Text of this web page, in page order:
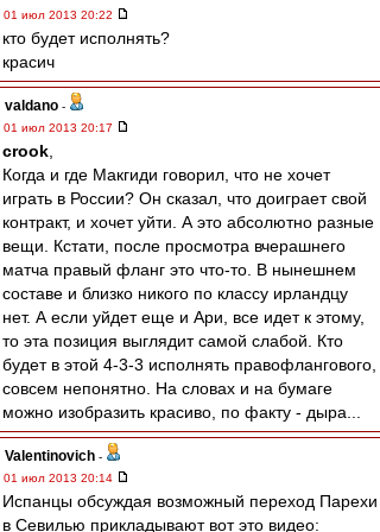
01 июл 2013 20:22
кто будет исполнять?
красич
valdano -
01 июл 2013 20:17
crook
Когда и где Макгиди говорил, что не хочет
играть в России? Он сказал, что доиграет свой
контракт, и хочет уйти. А это абсолютно разные
вещи. Кстати, после просмотра вчерашнего
матча правый фланг это что-то. В нынешнем
составе и близко никого по классу ирландцу
нет. А если уйдет еще и Ари, все идет к этому,
то эта позиция выглядит самой слабой. Кто
будет в этой 4-3-3 исполнять правофлангового,
совсем непонятно. На словах и на бумаге
можно изобразить красиво, по факту - дыра...
Valentinovich -
01 июл 2013 20:14
Испанцы обсуждая возможный переход Парехи
в Севилью прикладывают вот это видео: